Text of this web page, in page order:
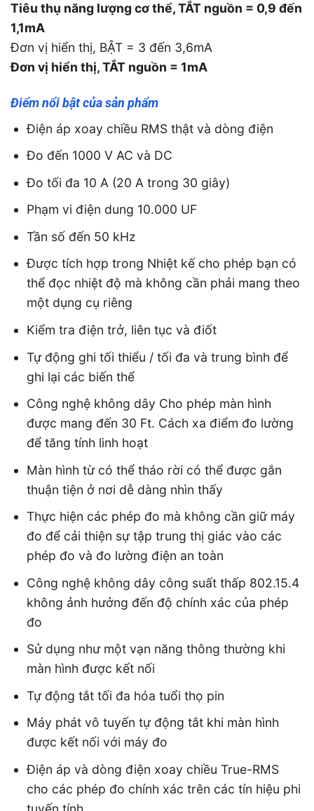
Tiêu thụ năng lượng cơ thể, TẮT nguồn = 0,9 đến
1,1mA
Đơn vị hiển thị, BẬT = 3 đến 3,6mA
Đơn vị hiển thị, TẮT nguồn = 1mA
Điểm nổi bật của sản phẩm
Điện áp xoay chiều RMS thật và dòng điện
Đo đến 1000 V AC và DC
Đo tối đa 10 A (20 A trong 30 giây)
Phạm vi điện dung 10.000 UF
Tần số đến 50 kHz
Được tích hợp trong Nhiệt kế cho phép bạn có
thể đọc nhiệt độ mà không cần phải mang theo
một dụng cụ riêng
Kiểm tra điện trở, liên tục và điốt
Tự động ghi tối thiểu / tối đa và trung bình để
ghi lại các biến thể
Công nghệ không dây Cho phép màn hình
được mang đến 30 Ft. Cách xa điểm đo lường
để tăng tính linh hoạt
Màn hình từ có thể tháo rời có thể được gắn
thuận tiện ở nơi dễ dàng nhìn thấy
Thực hiện các phép đo mà không cần giữ máy
đo để cải thiện sự tập trung thị giác vào các
phép đo và đo lường điện an toàn
Công nghệ không dây công suất thấp 802.15.4
không ảnh hưởng đến độ chính xác của phép
đo
Sử dụng như một vạn năng thông thường khi
màn hình được kết nối
Tự động tắt tối đa hóa tuổi thọ pin
Máy phát vô tuyến tự động tắt khi màn hình
được kết nối với máy đo
Điện áp và dòng điện xoay chiều True-RMS
cho các phép đo chính xác trên các tín hiệu phi